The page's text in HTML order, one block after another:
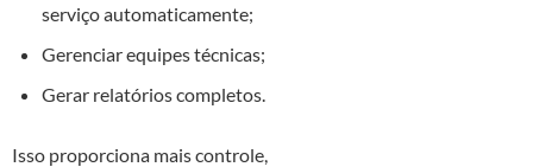
serviço automaticamente;
Gerenciar equipes técnicas;
Gerar relatórios completos.
Isso proporciona mais controle,